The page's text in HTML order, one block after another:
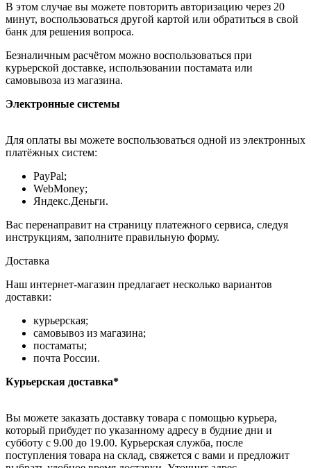
В этом случае вы можете повторить авторизацию через 20
минут, воспользоваться другой картой или обратиться в свой
банк для решения вопроса.
Безналичным расчётом можно воспользоваться при
курьерской доставке, использовании постамата или
самовывоза из магазина.
Электронные системы
Для оплаты вы можете воспользоваться одной из электронных
платёжных систем:
PayPal;
WebMoney;
Яндекс.Деньги.
Вас перенаправит на страницу платежного сервиса, следуя
инструкциям, заполните правильную форму.
Доставка
Наш интернет-магазин предлагает несколько вариантов
доставки:
курьерская;
самовывоз из магазина;
постаматы;
почта России.
Курьерская доставка*
Вы можете заказать доставку товара с помощью курьера,
который прибудет по указанному адресу в будние дни и
субботу с 9.00 до 19.00. Курьерская служба, после
поступления товара на склад, свяжется с вами и предложит